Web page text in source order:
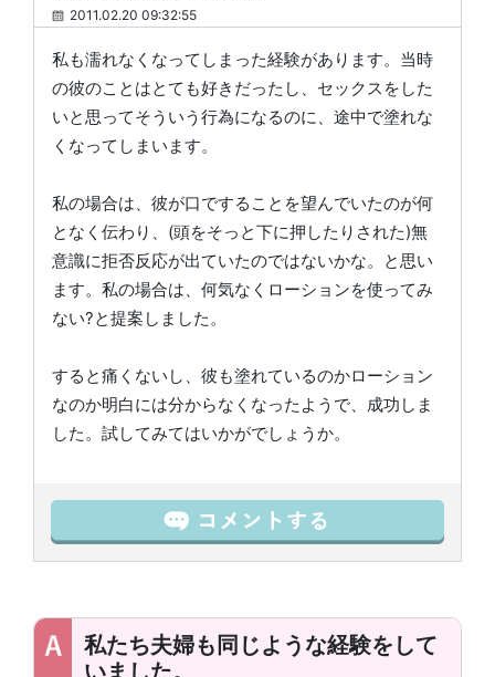
2011.02.20 09:32:55
私も濡れなくなってしまった経験があります。当時
の彼のことはとても好きだったし、セックスをした
いと思ってそういう行為になるのに、途中で塗れな
くなってしまいます。
私の場合は、彼が口ですることを望んでいたのが何
となく伝わり、(頭をそっと下に押したりされた)無
意識に拒否反応が出ていたのではないかな。と思い
ます。私の場合は、何気なくローションを使ってみ
ない?と提案しました。
すると痛くないし、彼も塗れているのかローション
なのか明白には分からなくなったようで、成功しま
した。試してみてはいかがでしょうか。
私たち夫婦も同じような経験をして
いました。